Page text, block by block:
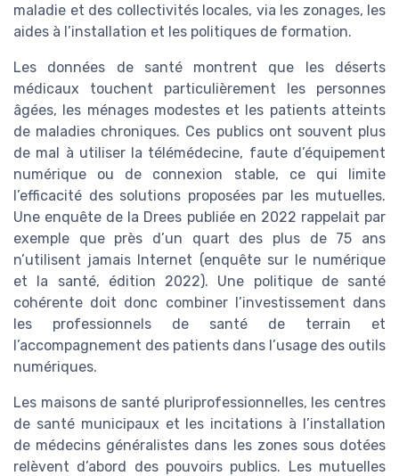
maladie et des collectivités locales, via les zonages, les
aides à l’installation et les politiques de formation.
Les données de santé montrent que les déserts
médicaux touchent particulièrement les personnes
âgées, les ménages modestes et les patients atteints
de maladies chroniques. Ces publics ont souvent plus
de mal à utiliser la télémédecine, faute d’équipement
numérique ou de connexion stable, ce qui limite
l’efficacité des solutions proposées par les mutuelles.
Une enquête de la Drees publiée en 2022 rappelait par
exemple que près d’un quart des plus de 75 ans
n’utilisent jamais Internet (enquête sur le numérique
et la santé, édition 2022). Une politique de santé
cohérente doit donc combiner l’investissement dans
les professionnels de santé de terrain et
l’accompagnement des patients dans l’usage des outils
numériques.
Les maisons de santé pluriprofessionnelles, les centres
de santé municipaux et les incitations à l’installation
de médecins généralistes dans les zones sous dotées
relèvent d’abord des pouvoirs publics. Les mutuelles